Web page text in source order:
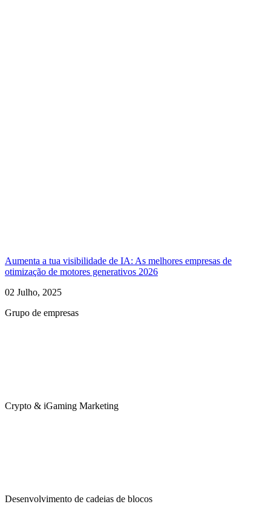
Aumenta a tua visibilidade de IA: As melhores empresas de
otimização de motores generativos 2026
02 Julho, 2025
Grupo de empresas
Crypto & iGaming Marketing
Desenvolvimento de cadeias de blocos